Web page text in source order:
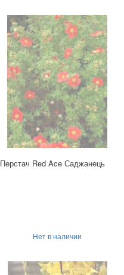
Перстач Red Ace Саджанець
Нет в наличии